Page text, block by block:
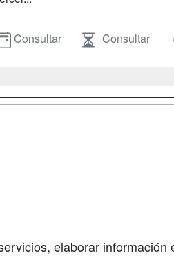
Consultar Consultar
elaborar